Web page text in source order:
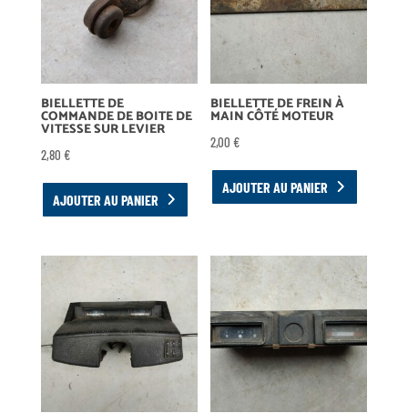
BIELLETTE DE
COMMANDE DE BOITE DE
VITESSE SUR LEVIER
2,80 €
AJOUTER AU PANIER
BIELLETTE DE FREIN À
MAIN CÔTÉ MOTEUR
2,00€
AJOUTER AU PANIER